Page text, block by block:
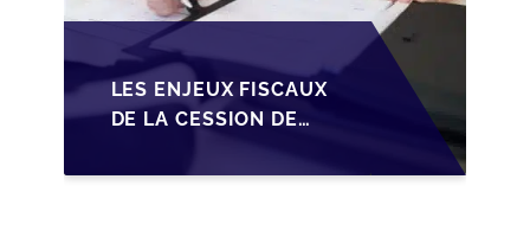
LES ENJEUX FISCAUX
DE LA CESSION DE
LES DIRIGEANTS DE